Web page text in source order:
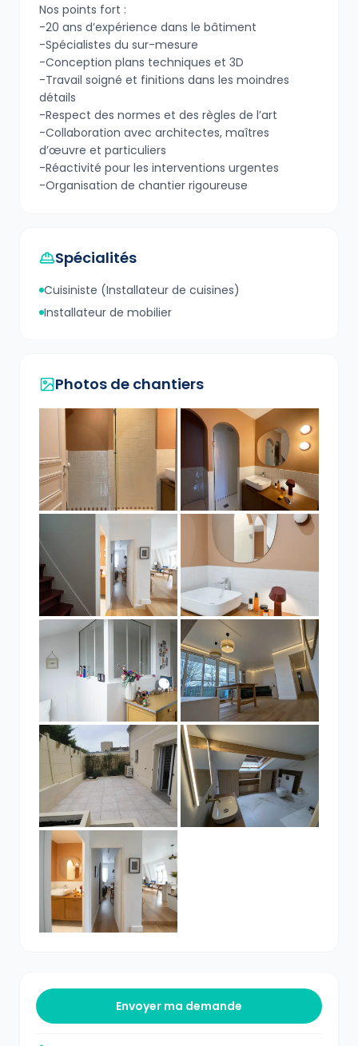
Nos points fort :
-20 ans d’expérience dans le bâtiment
-Spécialistes du sur-mesure
-Conception plans techniques et 3D
-Travail soigné et finitions dans les moindres
détails
-Respect des normes et des règles de l’art
-Collaboration avec architectes, maîtres
d’œuvre et particuliers
-Réactivité pour les interventions urgentes
-Organisation de chantier rigoureuse
Spécialités
Cuisiniste (Installateur de cuisines)
Installateur de mobilier
Photos de chantiers
Envoyer ma demande